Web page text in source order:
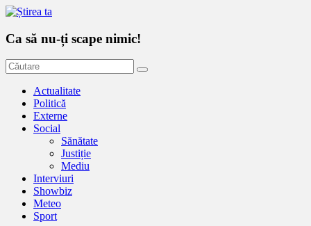
Ca să nu-ți scape nimic!
Actualitate
Politică
Externe
Social
Sănătate
Justiție
Mediu
Interviuri
Showbiz
Meteo
Sport